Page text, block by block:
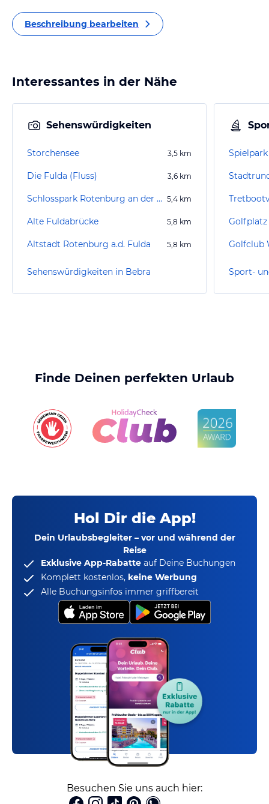
Beschreibung bearbeiten
Interessantes in der Nähe
Sehenswürdigkeiten
Storchensee 3,5 km
Die Fulda (Fluss) 3,6 km
Schlosspark Rotenburg an der Fulda 5,4 km
Alte Fuldabrücke 5,8 km
Altstadt Rotenburg a.d. Fulda 5,8 km
Sehenswürdigkeiten in Bebra
Golfclub
Sport-
Finde Deinen perfekten Urlaub
Hol Dir die App!
Dein Urlaubsbegleiter – vor und während der
Reise
Exklusive App-Rabatte auf Deine Buchungen
Komplett kostenlos, keine Werbung
Alle Buchungsinfos immer griffbereit
Besuchen Sie uns auch hier: